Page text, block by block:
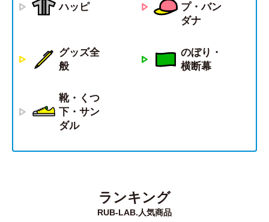
ハッピ
プ・バン
ダナ
グッズ全
般
のぼり・
横断幕
靴・くつ
下・サン
ダル
ランキング
RUB-LAB.人気商品